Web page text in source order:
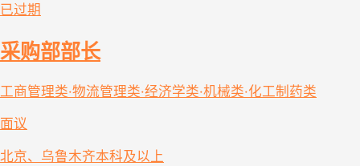
已过期
采购部部长
工商管理类·物流管理类·经济学类·机械类·化工制药类
面议
北京、乌鲁木齐本科及以上